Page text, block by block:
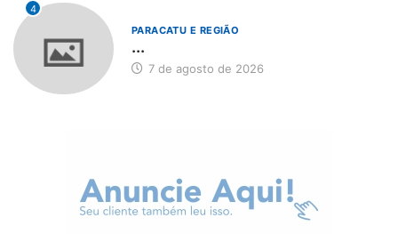
4
PARACATU E REGIÃO
...
7 de agosto de 2026